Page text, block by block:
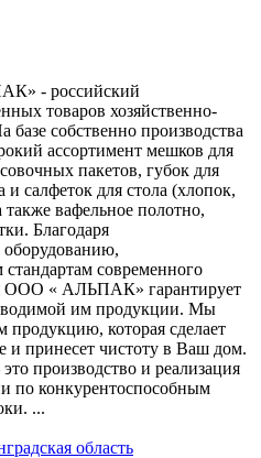
- российский
товаров хозяйственно-
базе собственно производства
ассортимент мешков для
пакетов, губок для
и салфеток для стола (хлопок,
вафельное полотно,
Благодаря
современного
ООО « АЛЬПАК» гарантирует
им продукции. Мы
продукцию, которая сделает
и принесет чистоту в Ваш дом.
производство и реализация
по конкурентоспособным
...
область